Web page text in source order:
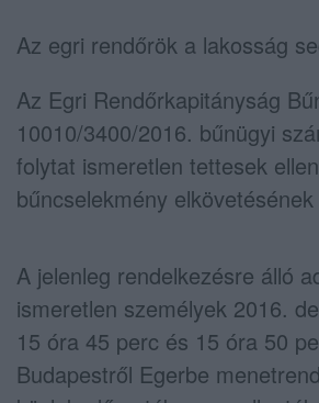
Az egri rendőrök a lakosság
Az Egri Rendőrkapitányság
10010/3400/2016. bűnügyi
folytat ismeretlen tettesek
bűncselekmény
A jelenleg rendelkezésre álló
ismeretlen személyek 2016.
15 óra 45 perc és 15 óra 50
Budapestről Egerbe